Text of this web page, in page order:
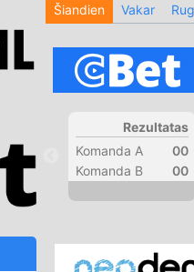
Šiandien Vakar
Rezultatas
00
Komanda A
00
Komanda B